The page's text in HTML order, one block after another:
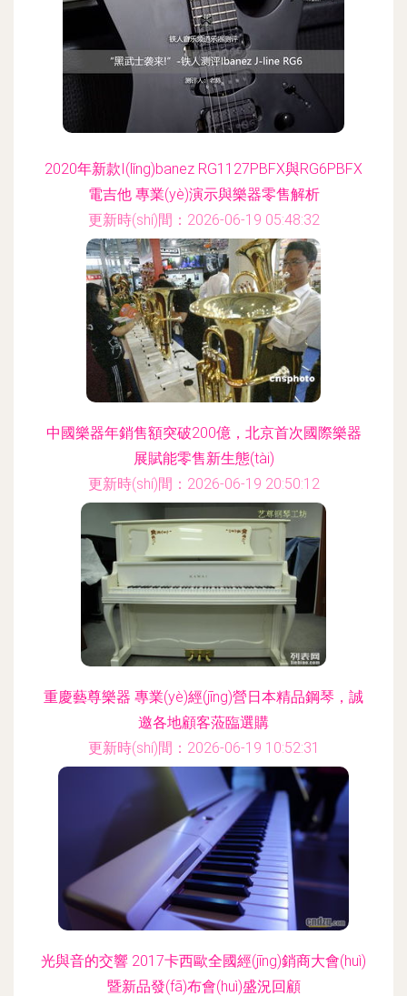
2020年新款I(lǐng)banez RG1127PBFX與RG6PBFX
電吉他 專業(yè)演示與樂器零售解析
更新時(shí)間：2026-06-19 05:48:32
中國樂器年銷售額突破200億，北京首次國際樂器
展賦能零售新生態(tài)
更新時(shí)間：2026-06-19 20:50:12
重慶藝尊樂器 專業(yè)經(jīng)營日本精品鋼琴，誠
邀各地顧客蒞臨選購
更新時(shí)間：2026-06-19 10:52:31
光與音的交響 2017卡西歐全國經(jīng)銷商大會(huì)
暨新品發(fā)布會(huì)盛況回顧